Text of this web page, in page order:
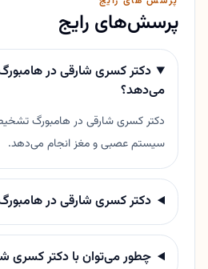
پرسش‌های رایج
دکتر کسری شارقی در
می‌دهد؟
دکتر کسری شارقی در هامبورگ
سیستم عصبی و مغز انجام می‌دهد.
دکتر کسری شارقی در هامبورگ
چطور می‌توان با دکتر کسری